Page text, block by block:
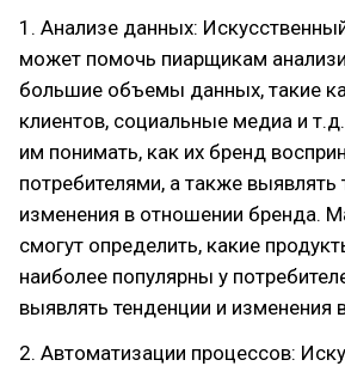
1. Анализе данных:
может помочь пиарщикам
большие объемы данных, такие
клиентов, социальные медиа и
им понимать, как их бренд
потребителями, а также выявлять
изменения в отношении бренда.
смогут определить, какие
наиболее популярны у
выявлять тенденции и изменения
2. Автоматизации процессов: